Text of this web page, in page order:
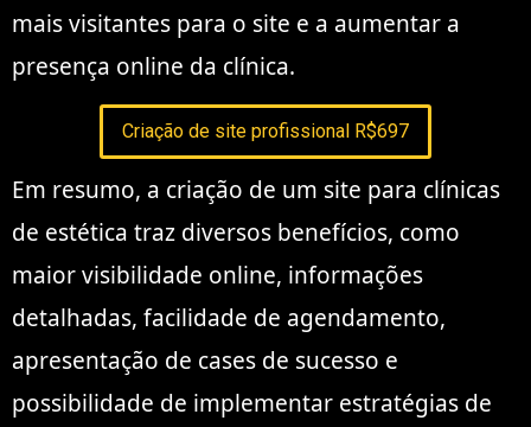
mais visitantes para o site e a aumentar a
presença online da clínica.
Criação de site profissional R$697
Em resumo, a criação de um site para clínicas
de estética traz diversos benefícios, como
maior visibilidade online, informações
detalhadas, facilidade de agendamento,
apresentação de cases de sucesso e
possibilidade de implementar estratégias de